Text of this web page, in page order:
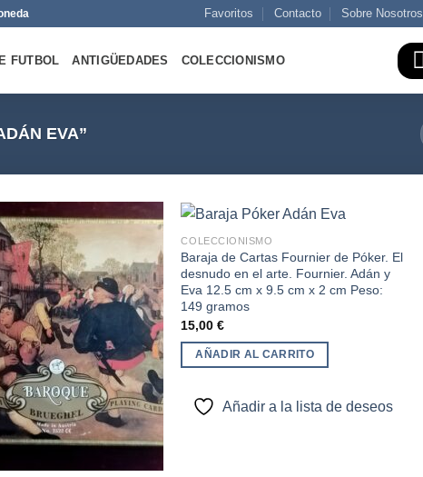
Favoritos Contacto Sobre Nosotros
FUTBOL ANTIGÜEDADES COLECCIONISMO
EVA”
Añadir
a la
lista de
deseos
Añadir
a la
COLECCIONISMO
Baraja de Cartas Fournier de Póker. El
desnudo en el arte. Fournier. Adán y
Eva 12.5 cm x 9.5 cm x 2 cm Peso:
149 gramos
15,00€
AÑADIR AL CARRITO
Añadir a la lista de deseos